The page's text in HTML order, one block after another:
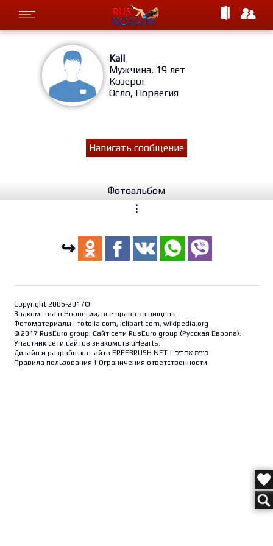
Kall
Мужчина, 19 лет
Козерог
Осло, Норвегия
Написать сообщение
Фотоальбом
⋮
↪
Copyright 2006-2017©
Знакомства в Норвегии, все права защищены.
Фотоматериалы - fotolia.com, iclipart.com, wikipedia.org
© 2017 RusEuro group. Сайт сети RusEuro group (Русская Европа).
Участник сети сайтов знакомств uHearts.
Дизайн и разработка сайта FREEBRUSH.NET| בניית אתרים
Правила пользования | Ограничения ответственности